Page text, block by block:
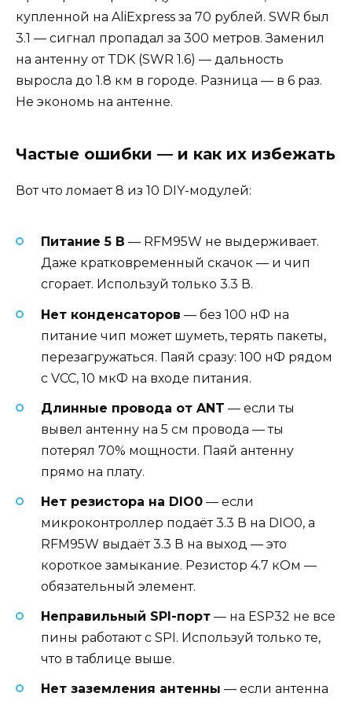
купленной на AliExpress за 70 рублей. SWR был
3.1 — сигнал пропадал за 300 метров. Заменил
на антенну от TDK (SWR 1.6) — дальность
выросла до 1.8 км в городе. Разница — в 6 раз.
Не экономь на антенне.
Частые ошибки — и как их избежать
Вот что ломает 8 из 10 DIY-модулей:
Питание 5 В — RFM95W не выдерживает.
Даже кратковременный скачок — и чип
сгорает. Используй только 3.3 В.
Нет конденсаторов — без 100 нФ на
питание чип может шуметь, терять пакеты,
перезагружаться. Паяй сразу: 100 нФ рядом
с VCC, 10 мкФ на входе питания.
Длинные провода от ANT — если ты
вывел антенну на 5 см провода — ты
потерял 70% мощности. Паяй антенну
прямо на плату.
Нет резистора на DIO0 — если
микроконтроллер подаёт 3.3 В на DIO0, а
RFM95W выдаёт 3.3 В на выход — это
короткое замыкание. Резистор 4.7 кОм —
обязательный элемент.
Неправильный SPI-порт — на ESP32 не все
пины работают с SPI. Используй только те,
что в таблице выше.
Нет заземления антенны — если антенна